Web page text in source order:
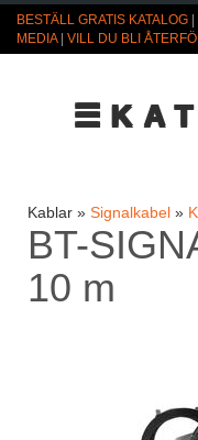
BESTÄLL GRATIS KATALOG
MEDIA| VILL DU BLI
Kablar » Signalkabel »
BT-
10 m